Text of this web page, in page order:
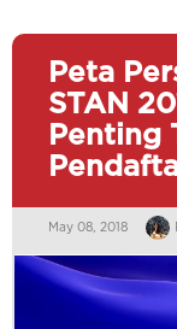
Peta
STAN
Penting
May 08, 2018